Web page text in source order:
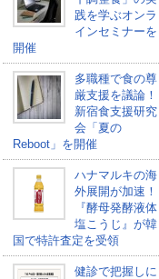
践を学ぶオンラ
インセミナーを
開催
多職種で食の尊
厳支援を議論！
新宿食支援研究
会「夏の
Reboot」を開催
ハナマルキの海
外展開が加速！
『酵母発酵液体
塩こうじ』が韓
国で特許査定を受領
健診で把握しに